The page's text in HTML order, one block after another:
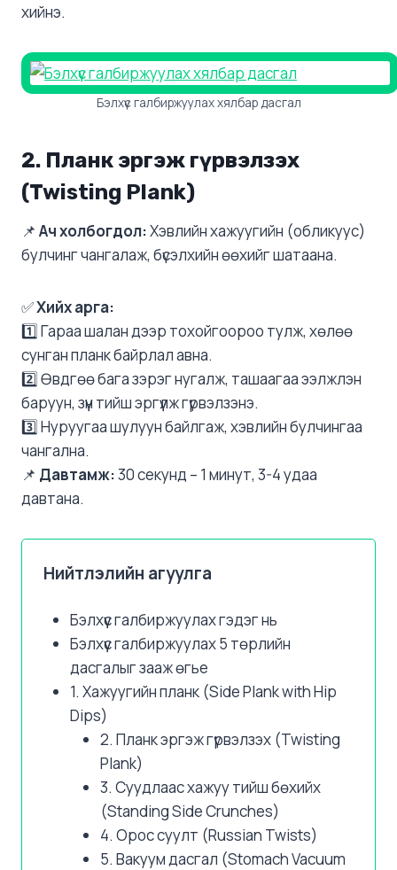
хийнэ.
Бэлхүүс галбиржуулах хялбар дасгал
2. Планк эргэж гүрвэлзэх
(Twisting Plank)
📌 Ач холбогдол:Хэвлийн хажуугийн (обликуус)
булчинг чангалаж, бүсэлхийн өөхийг шатаана.
✅Хийх арга:
1️⃣ Гараа шалан дээр тохойгоороо тулж, хөлөө
сунган планк байрлал авна.
2️⃣ Өвдгөө бага зэрэг нугалж, ташаагаа ээлжлэн
баруун, зүүн тийш эргүүлж гүрвэлзэнэ.
3️⃣ Нуруугаа шулуун байлгаж, хэвлийн булчингаа
чангална.
📌 Давтамж:30 секунд – 1 минут, 3-4 удаа
давтана.
Нийтлэлийн агуулга
Бэлхүүс галбиржуулах гэдэг нь
Бэлхүүс галбиржуулах 5 төрлийн
дасгалыг зааж өгье
1. Хажуугийн планк (Side Plank with Hip
Dips)
2. Планк эргэж гүрвэлзэх (Twisting
Plank)
3. Суудлаас хажуу тийш бөхийх
(Standing Side Crunches)
4. Орос суулт (Russian Twists)
5. Вакуум дасгал (Stomach Vacuum